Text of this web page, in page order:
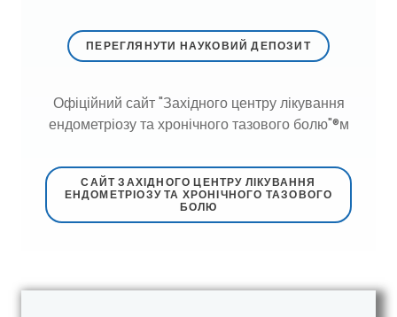
ПЕРЕГЛЯНУТИ НАУКОВИЙ ДЕПОЗИТ
Офіційний сайт "Західного центру лікування
ендометріозу та хронічного тазового болю"®м
САЙТ ЗАХІДНОГО ЦЕНТРУ ЛІКУВАННЯ
ЕНДОМЕТРІОЗУ ТА ХРОНІЧНОГО ТАЗОВОГО
БОЛЮ